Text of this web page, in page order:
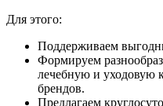
Для этого:
Поддерживаем
Формируем
лечебную и уходовую
брендов.
Предлагаем